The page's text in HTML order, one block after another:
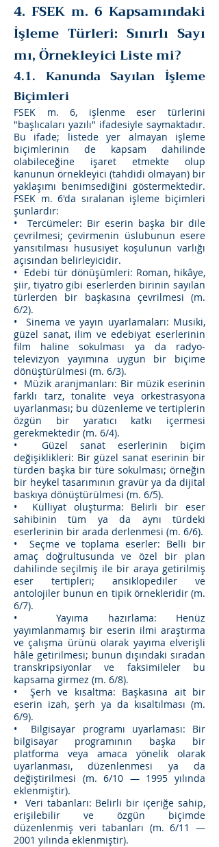
4. FSEK m. 6 Kapsamındaki
İşleme Türleri: Sınırlı Sayı
mı, Örnekleyici Liste mi?
4.1. Kanunda Sayılan İşleme
Biçimleri
FSEK m. 6, işlenme eser türlerini
"başlıcaları yazılı" ifadesiyle saymaktadır.
Bu ifade; listede yer almayan işleme
biçimlerinin de kapsam dahilinde
olabileceğine işaret etmekte olup
kanunun örnekleyici (tahdidi olmayan) bir
yaklaşımı benimsediğini göstermektedir.
FSEK m. 6'da sıralanan işleme biçimleri
şunlardır:
• Tercümeler: Bir eserin başka bir dile
çevrilmesi; çevirmenin üslubunun esere
yansıtılması hususiyet koşulunun varlığı
açısından belirleyicidir.
• Edebi tür dönüşümleri: Roman, hikâye,
şiir, tiyatro gibi eserlerden birinin sayılan
türlerden bir başkasına çevrilmesi (m.
6/2).
• Sinema ve yayın uyarlamaları: Musiki,
güzel sanat, ilim ve edebiyat eserlerinin
film haline sokulması ya da radyo-
televizyon yayımına uygun bir biçime
dönüştürülmesi (m. 6/3).
• Müzik aranjmanları: Bir müzik eserinin
farklı tarz, tonalite veya orkestrasyona
uyarlanması; bu düzenleme ve tertiplerin
özgün bir yaratıcı katkı içermesi
gerekmektedir (m. 6/4).
• Güzel sanat eserlerinin biçim
değişiklikleri: Bir güzel sanat eserinin bir
türden başka bir türe sokulması; örneğin
bir heykel tasarımının gravür ya da dijital
baskıya dönüştürülmesi (m. 6/5).
• Külliyat oluşturma: Belirli bir eser
sahibinin tüm ya da aynı türdeki
eserlerinin bir arada derlenmesi (m. 6/6).
• Seçme ve toplama eserler: Belli bir
amaç doğrultusunda ve özel bir plan
dahilinde seçilmiş ile bir araya getirilmiş
eser tertipleri; ansiklopediler ve
antolojiler bunun en tipik örnekleridir (m.
6/7).
• Yayıma hazırlama: Henüz
yayımlanmamış bir eserin ilmi araştırma
ve çalışma ürünü olarak yayıma elverişli
hâle getirilmesi; bunun dışındaki sıradan
transkripsiyonlar ve faksimileler bu
kapsama girmez (m. 6/8).
• Şerh ve kısaltma: Başkasına ait bir
eserin izah, şerh ya da kısaltılması (m.
6/9).
• Bilgisayar programı uyarlaması: Bir
bilgisayar programının başka bir
platforma veya amaca yönelik olarak
uyarlanması, düzenlenmesi ya da
değiştirilmesi (m. 6/10 — 1995 yılında
eklenmiştir).
• Veri tabanları: Belirli bir içeriğe sahip,
erişilebilir ve özgün biçimde
düzenlenmiş veri tabanları (m. 6/11 —
2001 yılında eklenmiştir).